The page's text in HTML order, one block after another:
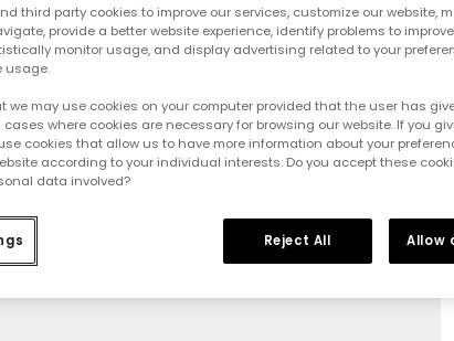
third party cookies to improve our services, customize our website,
provide a better website experience, identify problems to
monitor usage, and display advertising related to your
usage.
we may use cookies on your computer provided that the user has
cases where cookies are necessary for browsing our website. If you
cookies that allow us to have more information about your
according to your individual interests. Do you accept these
data involved?
Reject All Allow